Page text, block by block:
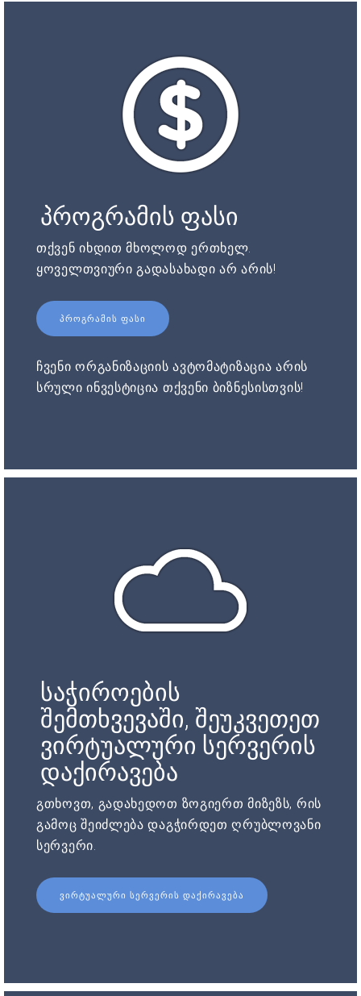
პროგრამის ფასი
თქვენ იხდით მხოლოდ ერთხელ.
ყოველთვიური გადასახადი არ არის!
ᲞᲠᲝᲒᲠᲐᲛᲘᲡ ᲤᲐᲡᲘ
ჩვენი ორგანიზაციის ავტომატიზაცია არის
სრული ინვესტიცია თქვენი ბიზნესისთვის!
საჭიროების
შემთხვევაში, შეუკვეთეთ
ვირტუალური სერვერის
დაქირავება
გთხოვთ, გადახედოთ ზოგიერთ მიზეზს, რის
გამოც შეიძლება დაგჭირდეთ ღრუბლოვანი
სერვერი.
ᲕᲘᲠᲢᲣᲐᲚᲣᲠᲘ ᲡᲔᲠᲕᲔᲠᲘᲡ ᲓᲐᲥᲘᲠᲐᲕᲔᲑᲐ